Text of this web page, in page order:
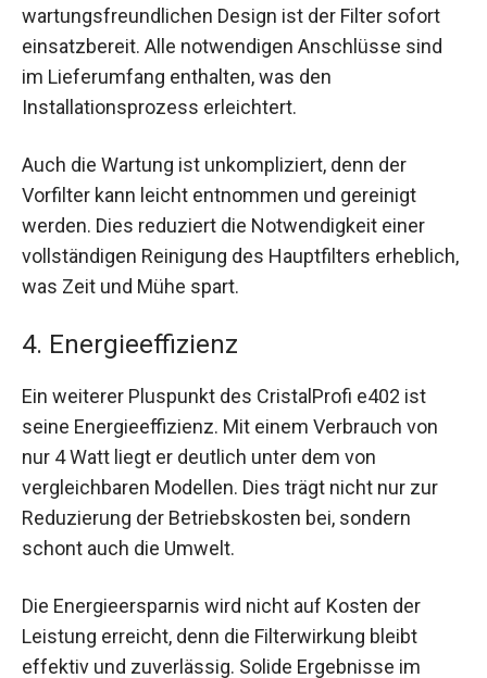
wartungsfreundlichen Design ist der Filter sofort
einsatzbereit. Alle notwendigen Anschlüsse sind
im Lieferumfang enthalten, was den
Installationsprozess erleichtert.
Auch die Wartung ist unkompliziert, denn der
Vorfilter kann leicht entnommen und gereinigt
werden. Dies reduziert die Notwendigkeit einer
vollständigen Reinigung des Hauptfilters erheblich,
was Zeit und Mühe spart.
4. Energieeffizienz
Ein weiterer Pluspunkt des CristalProfi e402 ist
seine Energieeffizienz. Mit einem Verbrauch von
nur 4 Watt liegt er deutlich unter dem von
vergleichbaren Modellen. Dies trägt nicht nur zur
Reduzierung der Betriebskosten bei, sondern
schont auch die Umwelt.
Die Energieersparnis wird nicht auf Kosten der
Leistung erreicht, denn die Filterwirkung bleibt
effektiv und zuverlässig. Solide Ergebnisse im